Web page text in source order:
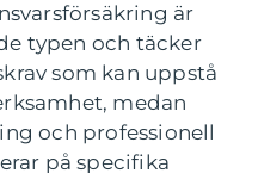
är
typen och täcker
som kan uppstå
medan
och professionell
på specifika